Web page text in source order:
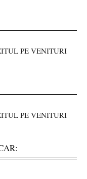
PE VENITURI
PE VENITURI